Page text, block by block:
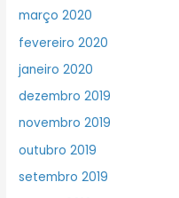
março 2020
fevereiro 2020
janeiro 2020
dezembro 2019
novembro 2019
outubro 2019
setembro 2019